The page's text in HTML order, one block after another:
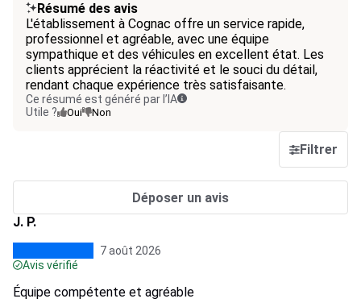
Résumé des avis
L'établissement à Cognac offre un service rapide,
professionnel et agréable, avec une équipe
sympathique et des véhicules en excellent état. Les
clients apprécient la réactivité et le souci du détail,
rendant chaque expérience très satisfaisante.
Ce résumé est généré par l’IA
Utile ?
Oui Non
Filtrer
Déposer un avis
J. P.
7 août 2026
Avis vérifié
Équipe compétente et agréable